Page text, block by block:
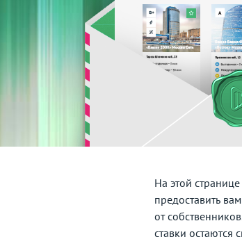
На этой
предоставить
от
ставки